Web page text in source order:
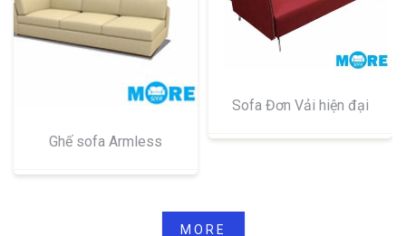
Sofa Đơn Vải hiện đại
Ghế sofa Armless
MORE